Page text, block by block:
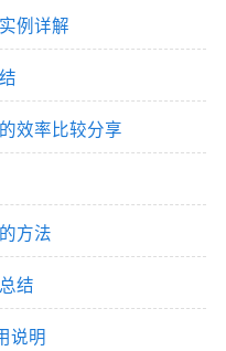
例详解
效率比较分享
方法
结
说明